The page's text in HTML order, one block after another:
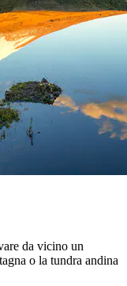
da vicino un
o la tundra andina